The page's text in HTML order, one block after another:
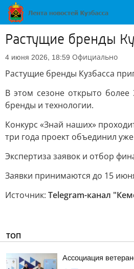
Растущие бренды
4 июня 2026, 18:59 Официально
Растущие бренды Кузбасса
В этом сезоне открыто
бренды и технологии.
Конкурс «Знай наших»
три года проект объединил
Экспертиза заявок и отбор
Заявки принимаются до 15
Источник: Telegram-канал
ТОП
Ассоциация